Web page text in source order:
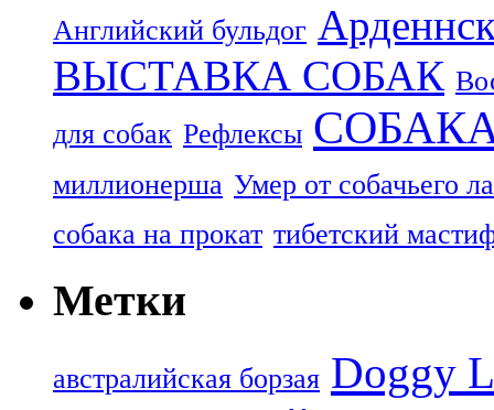
Английский бульдог
ВЫСТАВКА СОБАК
для собак Рефлексы
миллионерша Умер от собачьего
собака на прокат тибетский
Метки
aвстралийская борзая Doggy